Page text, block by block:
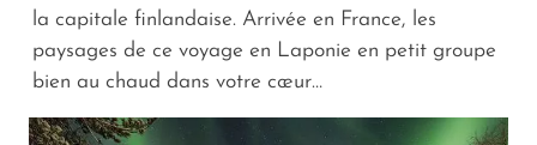
la capitale finlandaise. Arrivée en France, les
paysages de ce voyage en Laponie en petit groupe
bien au chaud dans votre cœur…